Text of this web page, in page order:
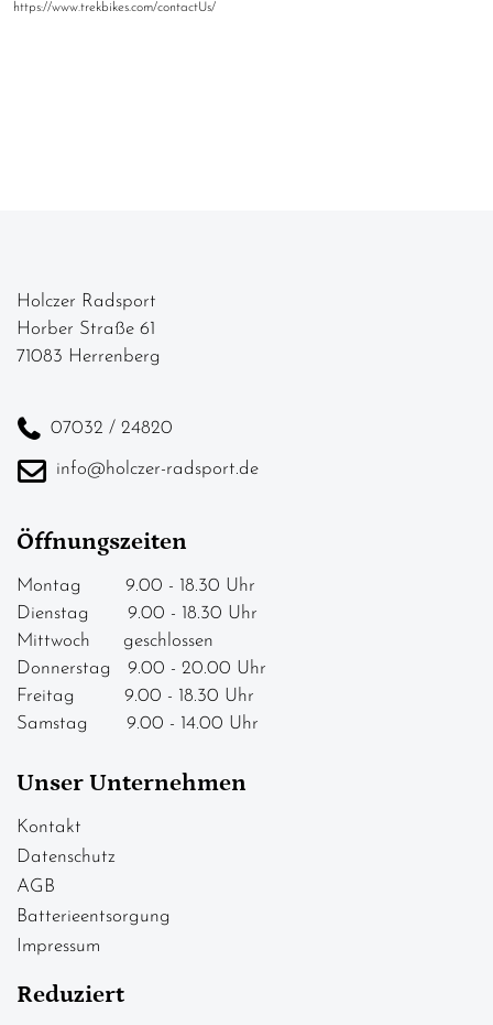
https://www.trekbikes.com/contactUs/
Holczer Radsport
Horber Straße 61
71083 Herrenberg
07032 / 24820
info@holczer-radsport.de
Öffnungszeiten
Montag 9.00 - 18.30 Uhr
Dienstag 9.00 - 18.30 Uhr
Mittwoch geschlossen
Donnerstag 9.00 - 20.00 Uhr
Freitag 9.00 - 18.30 Uhr
Samstag 9.00 - 14.00 Uhr
Unser Unternehmen
Kontakt
Datenschutz
AGB
Batterieentsorgung
Impressum
Reduziert